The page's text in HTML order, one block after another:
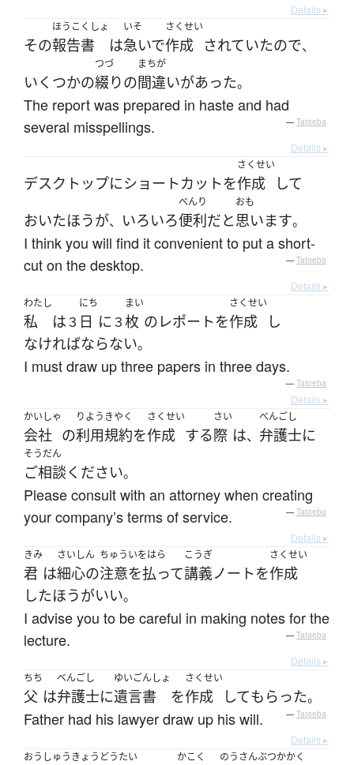
Details ▸
その
ほうこくしょ
報告書 は
いそ
急いで
さくせい
作成 されていたので、
いくつかの
つづ
綴りの
まちが
間違いがあった。
The report was prepared in haste and had
several misspellings.
— Tatoeba
Details ▸
デスクトップにショートカット を
さくせい
作成
して
おいたほうが、 いろいろ
べんり
便利だと
おも
思います。
I think you will find it convenient to put a short-
cut on the desktop.
— Tatoeba
Details ▸
わたし
私 は３
にち
日 に３
まい
枚 の レポート を
さくせい
作成
し
なければならない。
I must draw up three papers in three days.
— Tatoeba
Details ▸
かいしゃ
会社 の
りようきやく
利用規約を
さくせい
作成 する
さい
際 は、
べんごし
弁護士に
そうだん
ご相談ください。
Please consult with an attorney when creating
your company’s terms of service.
— Tatoeba
Details ▸
きみ
君 は
さいしん
細心の
ちゅういをはら
注意を払って
こうぎ
講義ノート を
さくせい
作成
したほうがいい。
I advise you to be careful in making notes for the
lecture.
— Tatoeba
Details ▸
ちち
父 は
べんごし
弁護士に
ゆいごんしょ
遺言書 を
さくせい
作成 してもらった。
Father had his lawyer draw up his will. — Tatoeba
Details ▸
おうしゅうきょうどうたい
かこく のうさんぶつかかく